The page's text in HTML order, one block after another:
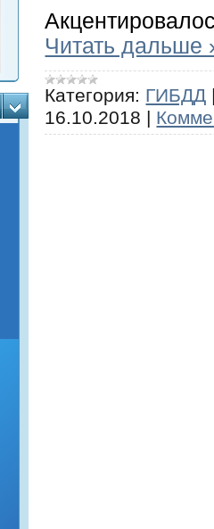
Читать дальше
Категория: ГИБДД
16.10.2018 |